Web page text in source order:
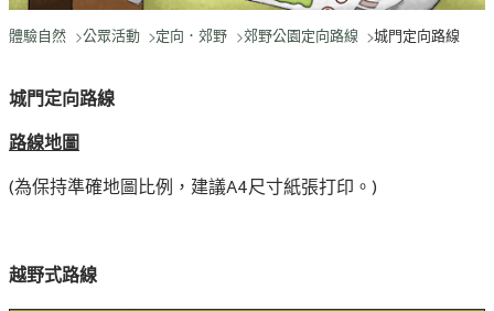
體驗自然 公眾活動 定向．郊野 郊野公園定向路線 城門定向路線
城門定向路線
路線地圖
(為保持準確地圖比例，建議A4尺寸紙張打印。)
越野式路線